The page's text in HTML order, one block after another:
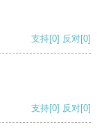
支持[0] 反对[0]
支持[0] 反对[0]